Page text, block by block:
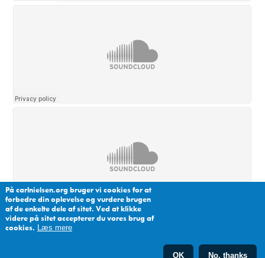
På carlnielsen.org bruger vi cookies for at
forbedre din oplevelse og vurdere brugen
af de enkelte dele af sitet. Ved at klikke
videre på sitet accepterer du vores brug af
cookies. Læs mere
OK No, thanks